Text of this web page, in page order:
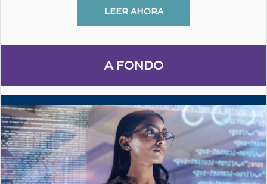
LEER AHORA
A FONDO